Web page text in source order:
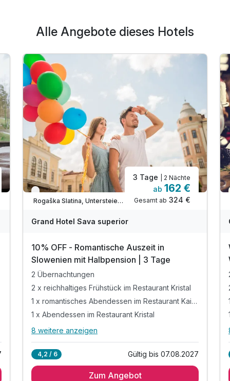
Alle Angebote dieses Hotels
Verfügbar bis Dezember
Rogaška Slatina, Untersteiermark (Savinjska)
3 Tage | 2 Nächte
ab 162 €
Gesamt ab 324 €
Grand Hotel Sava superior
10% OFF - Romantische Auszeit in
Slowenien mit Halbpension | 3 Tage
2 Übernachtungen
2 x reichhaltiges Frühstück im Restaurant Kristal
1 x romantisches Abendessen im Restaurant Kaiser
1 x Abendessen im Restaurant Kristal
Alle Inklusivleistungen
2 x reichhaltiges Frühstück im Restaurant Kristal
8 weitere anzeigen
4,2 / 6 Gültig bis 07.08.2027
Zum Angebot